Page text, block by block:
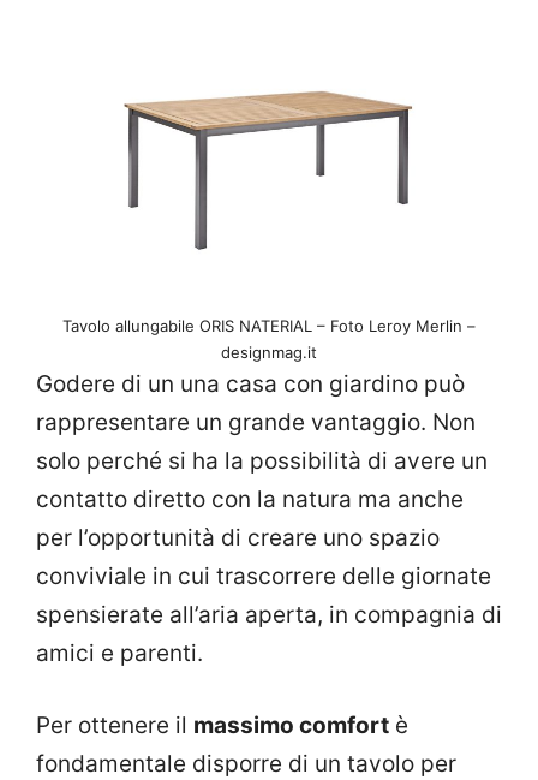
Tavolo allungabile ORIS NATERIAL – Foto Leroy Merlin –
designmag.it
Godere di un una casa con giardino può
rappresentare un grande vantaggio. Non
solo perché si ha la possibilità di avere un
contatto diretto con la natura ma anche
per l’opportunità di creare uno spazio
conviviale in cui trascorrere delle giornate
spensierate all’aria aperta, in compagnia di
amici e parenti.
Per ottenere il massimo comfort è
fondamentale disporre di un tavolo per